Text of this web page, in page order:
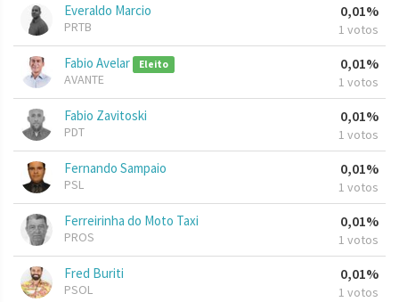
Everaldo Marcio
PRTB
0,01%
1 votos
Fabio Avelar Eleito
AVANTE
0,01%
1 votos
Fabio Zavitoski
PDT
0,01%
1 votos
Fernando Sampaio
PSL
0,01%
1 votos
Ferreirinha do Moto Taxi
PROS
0,01%
1 votos
Fred Buriti
PSOL
0,01%
1 votos